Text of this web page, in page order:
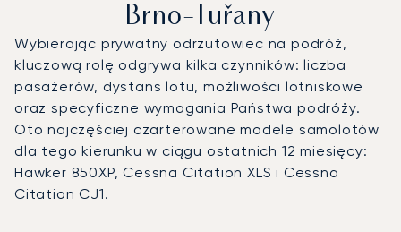
Brno-Tuřany
Wybierając prywatny odrzutowiec na podróż,
kluczową rolę odgrywa kilka czynników: liczba
pasażerów, dystans lotu, możliwości lotniskowe
oraz specyficzne wymagania Państwa podróży.
Oto najczęściej czarterowane modele samolotów
dla tego kierunku w ciągu ostatnich 12 miesięcy:
Hawker 850XP, Cessna Citation XLS i Cessna
Citation CJ1.